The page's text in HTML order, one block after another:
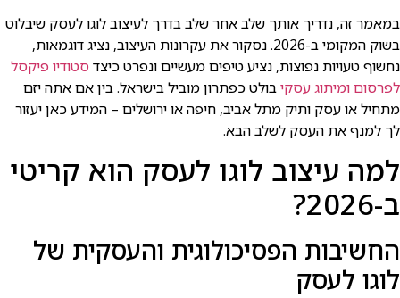
במאמר זה, נדריך אותך שלב אחר שלב בדרך לעיצוב לוגו לעסק שיבלוט
בשוק המקומי ב-2026. נסקור את עקרונות העיצוב, נציג דוגמאות,
נחשוף טעויות נפוצות, נציע טיפים מעשיים ונפרט כיצד סטודיו פיקסל
לפרסום ומיתוג עסקיבולט כפתרון מוביל בישראל. בין אם אתה יזם
מתחיל או עסק ותיק מתל אביב, חיפה או ירושלים – המידע כאן יעזור
לך למנף את העסק לשלב הבא.
למה עיצוב לוגו לעסק הוא קריטי
ב-2026?
החשיבות הפסיכולוגית והעסקית של
לוגו לעסק